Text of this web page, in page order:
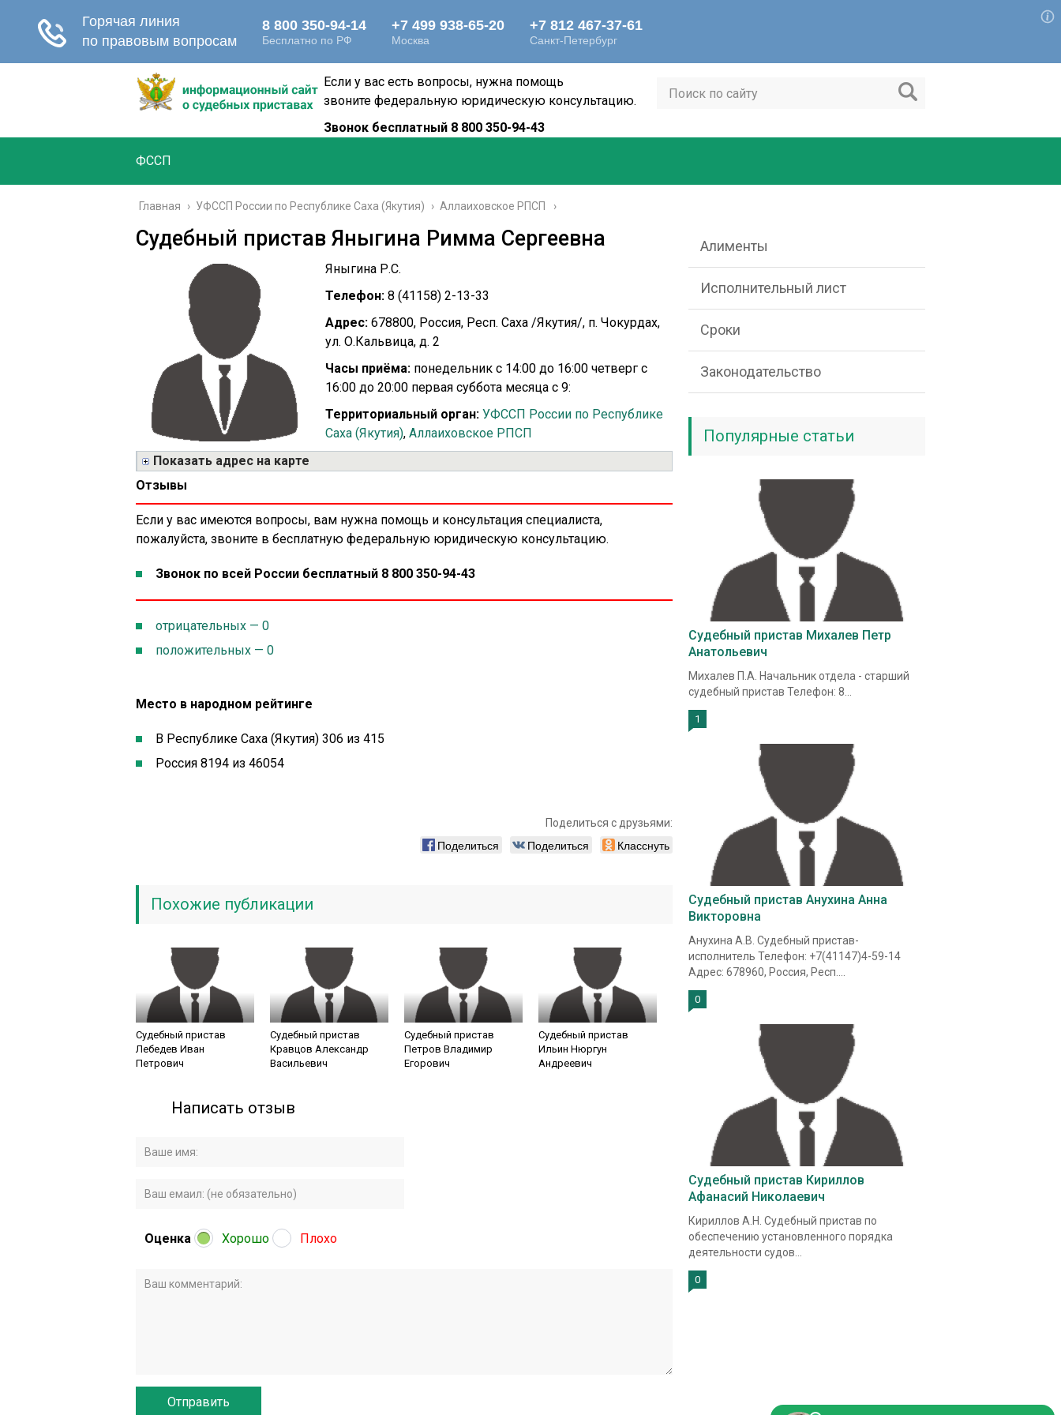
Если у вас есть вопросы, нужна помощь
звоните федеральную юридическую консультацию.
Звонок бесплатный 8 800 350-94-43
ФССП
Главная › УФССП России по Республике Саха (Якутия) › Аллаиховское РПСП
Судебный пристав Яныгина Римма Сергеевна
Яныгина Р.С.
Телефон: 8 (41158) 2-13-33
Адрес: 678800, Россия, Респ. Саха /Якутия/, п. Чокурдах,
ул. О.Кальвица, д. 2
Часы приёма: понедельник с 14:00 до 16:00 четверг с
16:00 до 20:00 первая суббота месяца с 9:
Территориальный орган: УФССП России по Республике
Саха (Якутия), Аллаиховское РПСП
Показать адрес на карте
Отзывы
Если у вас имеются вопросы, вам нужна помощь и консультация специалиста,
пожалуйста, звоните в бесплатную федеральную юридическую консультацию.
Звонок по всей России бесплатный 8 800 350-94-43
отрицательных — 0
положительных — 0
Место в народном рейтинге
В Республике Саха (Якутия) 306 из 415
Россия 8194 из 46054
Поделиться с друзьями:
Поделиться Поделиться Класснуть
Похожие публикации
Судебный пристав
Лебедев Иван
Петрович
Судебный пристав
Кравцов Александр
Васильевич
Судебный пристав
Петров Владимир
Егорович
Судебный пристав
Ильин Нюргун
Андреевич
Написать отзыв
Оценка Хорошо Плохо
Алименты
Исполнительный лист
Сроки
Законодательство
Популярные статьи
Судебный пристав Михалев Петр
Анатольевич
Михалев П.А. Начальник отдела - старший
судебный пристав Телефон: 8...
1
Судебный пристав Анухина Анна
Викторовна
Анухина А.В. Судебный пристав-
исполнитель Телефон: +7(41147)4-59-14
Адрес: 678960, Россия, Респ....
0
Судебный пристав Кириллов
Афанасий Николаевич
Кириллов А.Н. Судебный пристав по
обеспечению установленного порядка
деятельности судов...
0